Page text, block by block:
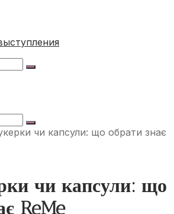
чи капсули: що обрати знає
чи капсули: що
ReMe